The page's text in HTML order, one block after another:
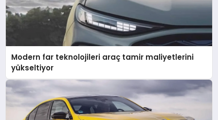
Modern far teknolojileri araç tamir maliyetlerini
yükseltiyor